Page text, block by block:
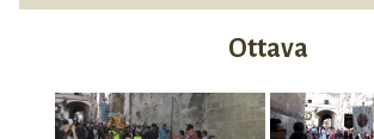
Ottava